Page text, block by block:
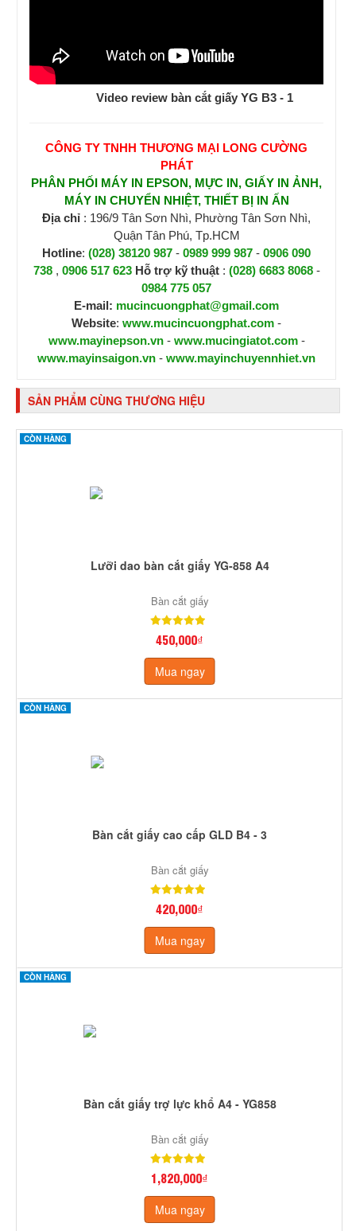
Video review bàn cắt giấy YG B3 - 1
CÔNG TY TNHH THƯƠNG MẠI LONG CƯỜNG
PHÁT
PHÂN PHỐI MÁY IN EPSON, MỰC IN, GIẤY IN ẢNH,
MÁY IN CHUYỂN NHIỆT, THIẾT BỊ IN ẤN
Địa chỉ : 196/9 Tân Sơn Nhì, Phường Tân Sơn Nhì,
Quận Tân Phú, Tp.HCM
Hotline: (028) 38120 987 - 0989 999 987 - 0906 090
738, 0906 517 623 Hỗ trợ kỹ thuật : (028) 6683 8068-
0984 775 057
E-mail: mucincuongphat@gmail.com
Website: www.mucincuongphat.com -
www.mayinepson.vn- www.mucingiatot.com-
www.mayinsaigon.vn - www.mayinchuyennhiet.vn
SẢN PHẨM CÙNG THƯƠNG HIỆU
CÒN HÀNG
Lưỡi dao bàn cắt giấy YG-858 A4
Bàn cắt giấy
450,000₫
Mua ngay
CÒN HÀNG
Bàn cắt giấy cao cấp GLD B4 - 3
Bàn cắt giấy
420,000₫
Mua ngay
CÒN HÀNG
Bàn cắt giấy trợ lực khổ A4 - YG858
Bàn cắt giấy
1,820,000₫
Mua ngay